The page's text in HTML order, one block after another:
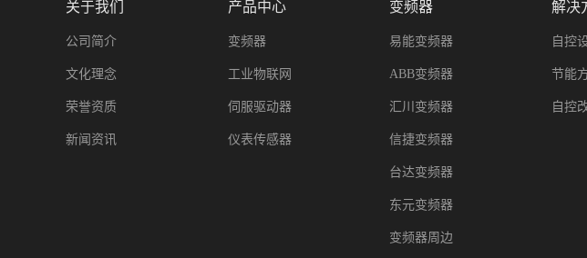
关于我们
公司简介
文化理念
荣誉资质
新闻资讯
产品中心
变频器
工业物联网
伺服驱动器
仪表传感器
变频器
易能变频器
ABB变频器
汇川变频器
信捷变频器
台达变频器
东元变频器
变频器周边
解决
自控
节能
自控